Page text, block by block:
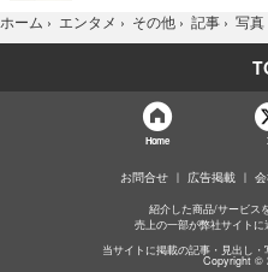
ホーム › エンタメ › その他 › 記事 › 写真
Home
お問合せ 広告掲載
紹介した商品/サービス
売上の一部が弊社サイトに
当サイトに掲載の記事・見出し・
Copyright ©